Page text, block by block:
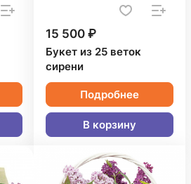
15 500 ₽
Букет из 25 веток
сирени
Подробнее
В корзину